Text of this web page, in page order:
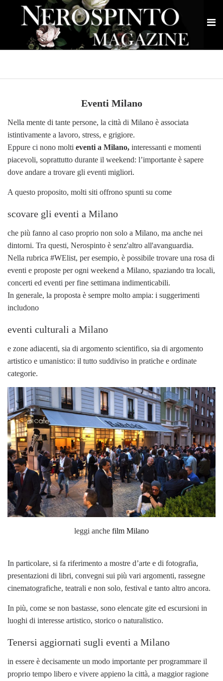
Eventi Milano
Nella mente di tante persone, la città di Milano è associata
istintivamente a lavoro, stress, e grigiore.
Eppure ci nono molti eventi a Milano, interessanti e momenti
piacevoli, soprattutto durante il weekend: l’importante è sapere
dove andare a trovare gli eventi migliori.
A questo proposito, molti siti offrono spunti su come
scovare gli eventi a Milano
che più fanno al caso proprio non solo a Milano, ma anche nei
dintorni. Tra questi, Nerospinto è senz'altro all'avanguardia.
Nella rubrica #WElist, per esempio, è possibile trovare una rosa di
eventi e proposte per ogni weekend a Milano, spaziando tra locali,
concerti ed eventi per fine settimana indimenticabili.
In generale, la proposta è sempre molto ampia: i suggerimenti
includono
eventi culturali a Milano
e zone adiacenti, sia di argomento scientifico, sia di argomento
artistico e umanistico: il tutto suddiviso in pratiche e ordinate
categorie.
leggi anche film Milano
In particolare, si fa riferimento a mostre d’arte e di fotografia,
presentazioni di libri, convegni sui più vari argomenti, rassegne
cinematografiche, teatrali e non solo, festival e tanto altro ancora.
In più, come se non bastasse, sono elencate gite ed escursioni in
luoghi di interesse artistico, storico o naturalistico.
Tenersi aggiornati sugli eventi a Milano
in essere è decisamente un modo importante per programmare il
proprio tempo libero e vivere appieno la città, a maggior ragione